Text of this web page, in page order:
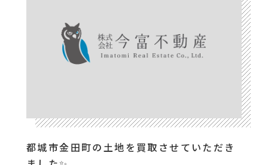
都城市金田町の土地を買取させていただき